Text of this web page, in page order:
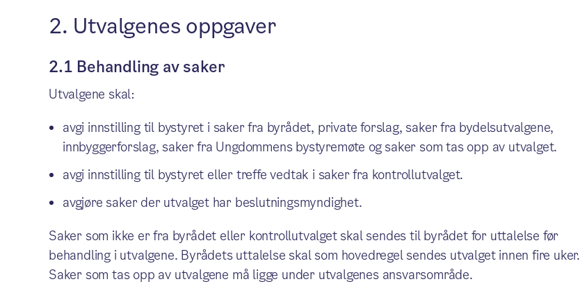
2. Utvalgenes oppgaver
2.1 Behandling av saker
Utvalgene skal:
avgi innstilling til bystyret i saker fra byrådet, private forslag, saker fra bydelsutvalgene,
innbyggerforslag, saker fra Ungdommens bystyremøte og saker som tas opp av utvalget.
avgi innstilling til bystyret eller treffe vedtak i saker fra kontrollutvalget.
avgjøre saker der utvalget har beslutningsmyndighet.
Saker som ikke er fra byrådet eller kontrollutvalget skal sendes til byrådet for uttalelse før
behandling i utvalgene. Byrådets uttalelse skal som hovedregel sendes utvalget innen fire uker.
Saker som tas opp av utvalgene må ligge under utvalgenes ansvarsområde.